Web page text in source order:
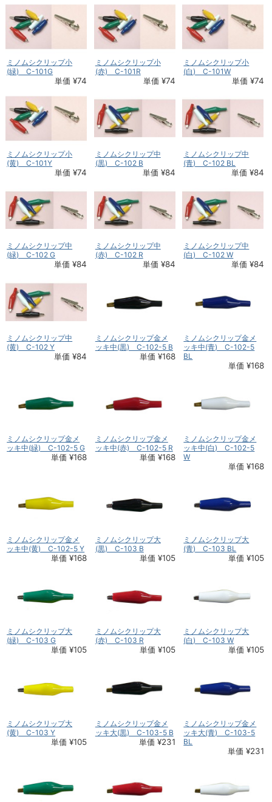
ミノムシクリップ小
(緑) C-101G
単価 ¥74
ミノムシクリップ小
(赤) C-101R
単価 ¥74
ミノムシクリップ小
(白) C-101W
単価 ¥74
ミノムシクリップ小
(黄) C-101Y
単価 ¥74
ミノムシクリップ中
(黒) C-102 B
単価 ¥84
ミノムシクリップ中
(青) C-102 BL
単価 ¥84
ミノムシクリップ中
(緑) C-102 G
単価 ¥84
ミノムシクリップ中
(赤) C-102 R
単価 ¥84
ミノムシクリップ中
(白) C-102 W
単価 ¥84
ミノムシクリップ中
(黄) C-102 Y
単価 ¥84
ミノムシクリップ金メ
ッキ中(黒) C-102-5 B
単価 ¥168
ミノムシクリップ金メ
ッキ中(青) C-102-5
BL
単価 ¥168
ミノムシクリップ金メ
ッキ中(緑) C-102-5 G
単価 ¥168
ミノムシクリップ金メ
ッキ中(赤) C-102-5 R
単価 ¥168
ミノムシクリップ金メ
ッキ中(白) C-102-5
W
単価 ¥168
ミノムシクリップ金メ
ッキ中(黄) C-102-5 Y
単価 ¥168
ミノムシクリップ大
(黒) C-103 B
単価 ¥105
ミノムシクリップ大
(青) C-103 BL
単価 ¥105
ミノムシクリップ大
(緑) C-103 G
単価 ¥105
ミノムシクリップ大
(赤) C-103 R
単価 ¥105
ミノムシクリップ大
(白) C-103 W
単価 ¥105
ミノムシクリップ大
(黄) C-103 Y
単価 ¥105
ミノムシクリップ金メ
ッキ大(黒) C-103-5 B
単価 ¥231
ミノムシクリップ金メ
ッキ大(青) C-103-5
BL
単価 ¥231